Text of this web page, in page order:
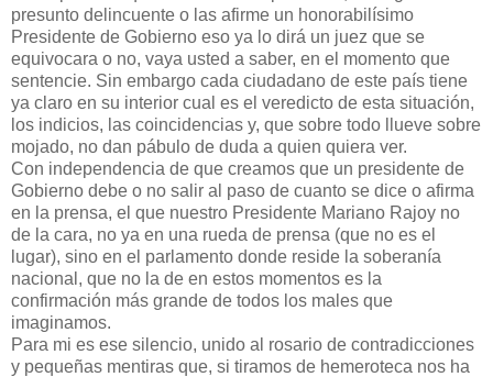
presunto delincuente o las afirme un honorabilísimo
Presidente de Gobierno eso ya lo dirá un juez que se
equivocara o no, vaya usted a saber, en el momento que
sentencie. Sin embargo cada ciudadano de este país tiene
ya claro en su interior cual es el veredicto de esta situación,
los indicios, las coincidencias y, que sobre todo llueve sobre
mojado, no dan pábulo de duda a quien quiera ver.
Con independencia de que creamos que un presidente de
Gobierno debe o no salir al paso de cuanto se dice o afirma
en la prensa, el que nuestro Presidente Mariano Rajoy no
de la cara, no ya en una rueda de prensa (que no es el
lugar), sino en el parlamento donde reside la soberanía
nacional, que no la de en estos momentos es la
confirmación más grande de todos los males que
imaginamos.
Para mi es ese silencio, unido al rosario de contradicciones
y pequeñas mentiras que, si tiramos de hemeroteca nos ha